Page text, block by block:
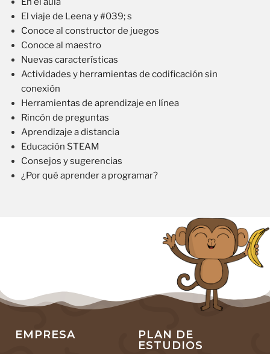
El viaje de Leena y #039; s
Conoce al constructor de juegos
Conoce al maestro
Nuevas características
Actividades y herramientas de codificación sin
conexión
Herramientas de aprendizaje en línea
Rincón de preguntas
Aprendizaje a distancia
Educación STEAM
Consejos y sugerencias
¿Por qué aprender a programar?
EMPRESA
PLAN DE
ESTUDIOS